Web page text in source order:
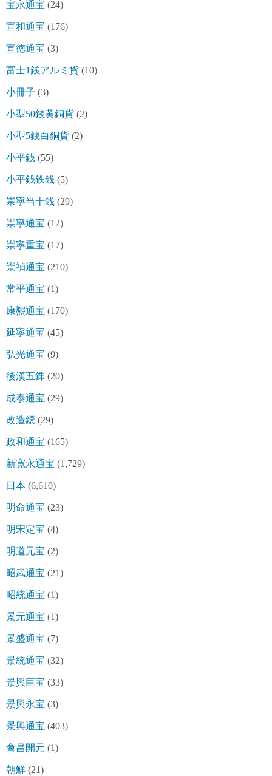
宝永通宝 (24)
宣和通宝 (176)
宣徳通宝 (3)
富士1銭アルミ貨 (10)
小冊子 (3)
小型50銭黄銅貨 (2)
小型5銭白銅貨 (2)
小平銭 (55)
小平銭鉄銭 (5)
崇寧当十銭 (29)
崇寧通宝 (12)
崇寧重宝 (17)
崇禎通宝 (210)
常平通宝 (1)
康熈通宝 (170)
延寧通宝 (45)
弘光通宝 (9)
後漢五銖 (20)
成泰通宝 (29)
改造鐚 (29)
政和通宝 (165)
新寛永通宝 (1,729)
日本 (6,610)
明命通宝 (23)
明宋定宝 (4)
明道元宝 (2)
昭武通宝 (21)
昭統通宝 (1)
景元通宝 (1)
景盛通宝 (7)
景統通宝 (32)
景興巨宝 (33)
景興永宝 (3)
景興通宝 (403)
會昌開元 (1)
朝鮮 (21)